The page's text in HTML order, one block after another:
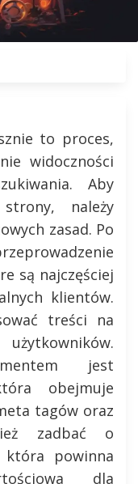
to proces,
widoczności
Aby
należy
zasad. Po
są najczęściej
klientów.
treści na
jest
obejmuje
tagów oraz
zadbać o
która powinna
dla